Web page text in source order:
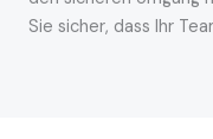
Sie sicher, dass Ihr